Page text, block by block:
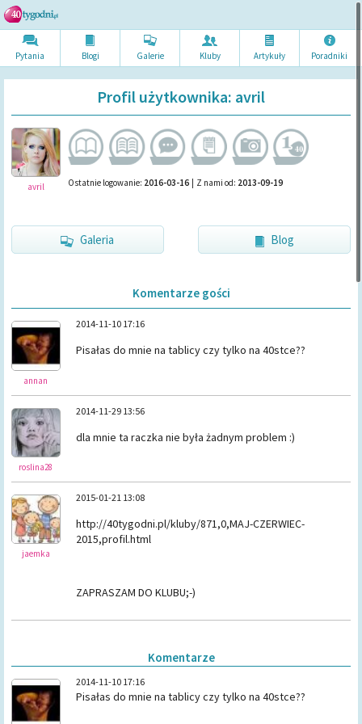
Pytania Blogi Galerie Kluby Artykuły Poradniki
Profil użytkownika: avril
avril Ostatnie logowanie: 2016-03-16 | Z nami od: 2013-09-19
Galeria Blog
Komentarze gości
annan
2014-11-10 17:16
Pisałas do mnie na tablicy czy tylko na 40stce??
roslina28
2014-11-29 13:56
dla mnie ta raczka nie była żadnym problem :)
jaemka
2015-01-21 13:08
http://40tygodni.pl/kluby/871,0,MAJ-CZERWIEC-
2015,profil.html
ZAPRASZAM DO KLUBU;-)
Komentarze
2014-11-10 17:16
Pisałas do mnie na tablicy czy tylko na 40stce??